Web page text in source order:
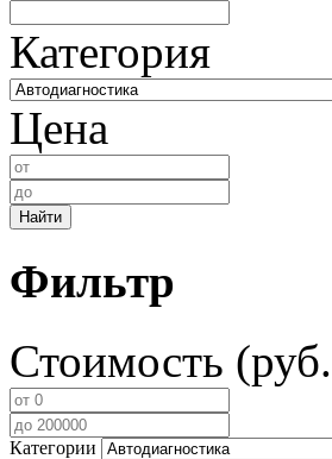
Категория
Цена
Найти
Фильтр
Стоимость
Категории